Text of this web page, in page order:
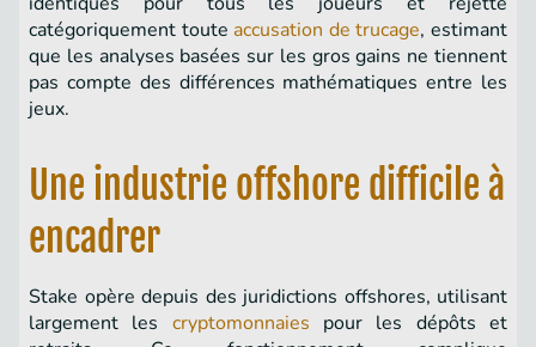
catégoriquement toute accusation de trucage, estimant
que les analyses basées sur les gros gains ne tiennent
pas compte des différences mathématiques entre les
jeux.
Une industrie offshore difficile à
encadrer
Stake opère depuis des juridictions offshores, utilisant
largement les cryptomonnaies pour les dépôts et